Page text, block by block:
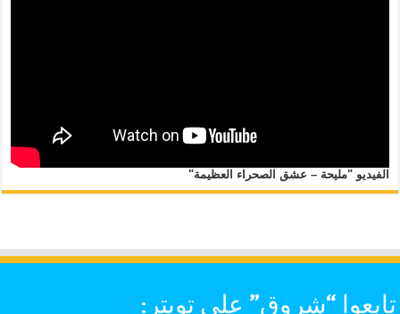
الفيديو "مليحة – عشق الصحراء العظيمة"
تابعوا “شروق” على تويتر: